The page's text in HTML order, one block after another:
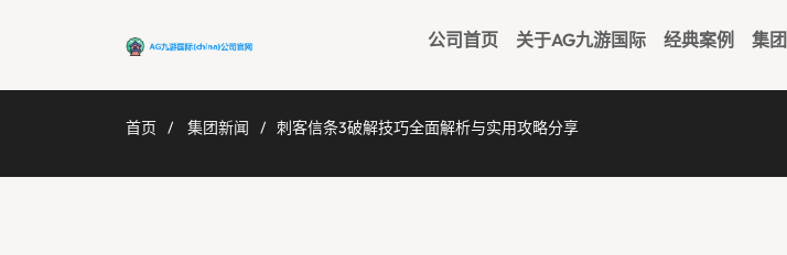
公司首页 关于AG九游国际 经典案例 集
首页 集团新闻 刺客信条3破解技巧全面解析与实用攻略分享